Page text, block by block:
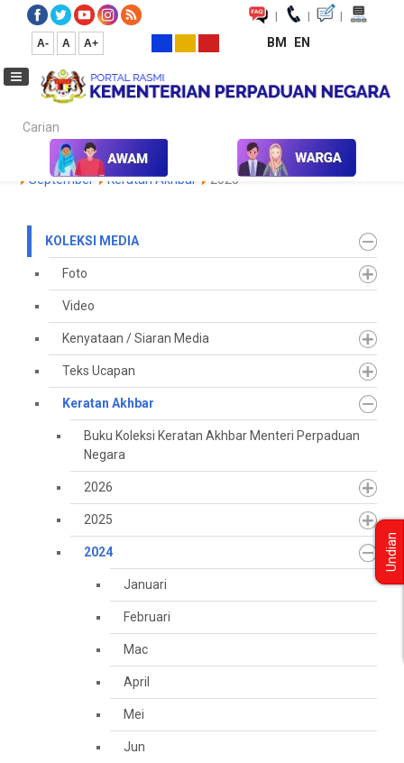
| | |
A- A A+ BM EN
Carian...
Laman Utama Media Koleksi Media Keratan Akhbar
September
Keratan Akhbar 2025
KOLEKSI MEDIA
Foto
Video
Kenyataan / Siaran Media
Teks Ucapan
Keratan Akhbar
Buku Koleksi Keratan Akhbar Menteri Perpaduan
Negara
2026
2025
2024
Januari
Februari
Mac
April
Mei
Jun
Undian